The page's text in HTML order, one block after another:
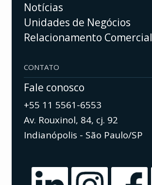
Notícias
Unidades de Negócios
Relacionamento Comercial
CONTATO
Fale conosco
+55 11 5561-6553
Av. Rouxinol, 84, cj. 92
Indianópolis - São Paulo/SP